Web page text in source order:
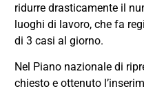
ridurre drasticamente il
luoghi di lavoro, che fa
di 3 casi al giorno.
Nel Piano nazionale di
chiesto e ottenuto